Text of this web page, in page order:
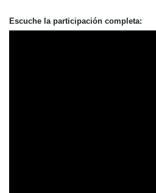
Escuche la participación completa: